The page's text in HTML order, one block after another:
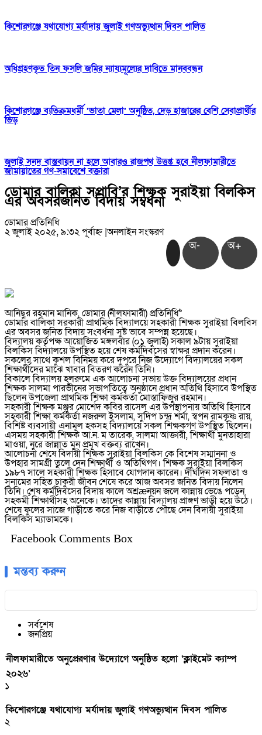
কিশোরগঞ্জে যথাযোগ্য মর্যাদায় জুলাই গণঅভ্যুত্থান দিবস পালিত
অধিগ্রহণকৃত তিন ফসলি জমির ন্যায্যমূল্যের দাবিতে মানববন্ধন
কিশোরগঞ্জে ব্যতিক্রমধর্মী ‘ভাতা মেলা’ অনুষ্ঠিত, দেড় হাজারের বেশি সেবাপ্রার্থীর
ভিড়
জুলাই সনদ বাস্তবায়ন না হলে আবারও রাজপথ উত্তপ্ত হবে নীলফামারীতে
জামায়াতের গণ-সমাবেশে বক্তারা
ডোমার বালিকা সপ্রাবি’র শিক্ষক সুরাইয়া বিলকিস
এর অবসরজনিত বিদায় সম্বর্ধনা
ডোমার প্রতিনিধি
২ জুলাই ২০২৫, ৯:৩২ পূর্বাহ্ন|অনলাইন সংস্করণ
অ- অ+
আনিছুর রহমান মানিক, ডোমার (নীলফামারী) প্রতিনিধি>>
ডোমার বালিকা সরকারী প্রাথমিক বিদ্যালয়ে সহকারী শিক্ষক সুরাইয়া বিলবিস
এর অবসর জনিত বিদায় সংবর্ধনা সুষ্ট ভাবে সম্পন্ন হয়েছে।
বিদ্যালয় কর্তৃপক্ষ আয়োজিত মঙ্গলবার (০১ জুলাই) সকাল ৯টায় সুরাইয়া
বিলকিস বিদ্যালয়ে উপস্থিত হয়ে শেষ কর্মদিবসের স্বাক্ষর প্রদান করেন।
সকলের সাথে কুশল বিনিময় করে দুপুরে নিজ উদ্যোগে বিদ্যালয়ের সকল
শিক্ষার্থীদের মাঝে খাবার বিতরণ করেন তিনি।
বিকালে বিদ্যালয় হলরুমে এক আলোচনা সভায় উক্ত বিদ্যালয়ের প্রধান
শিক্ষক সালমা পারভীনের সভাপতিত্বে অনুষ্ঠানে প্রধান অতিথি হিসাবে উপস্থিত
ছিলেন উপজেলা প্রাথমিক শিক্ষা কর্মকর্তা মোস্তাফিজুর রহমান।
সহকারী শিক্ষক মঞ্জুর মোর্শেদ কবির রাসেল এর উপস্থাপনায় অতিথি হিসাবে
সহকারী শিক্ষা কর্মকর্তা নজরুল ইসলাম, সুদিপ চন্দ্র শর্মা, স্বপন রামকৃষ্ণ রায়,
বিশিষ্ট ব্যবসায়ী এনামূল হকসহ বিদ্যালয়ে সকল শিক্ষকগণ উপস্থিত ছিলেন।
এসময় সহকারী শিক্ষক আ.ন. ম তারেক, সালমা আক্তারী, শিক্ষার্থী মুনতাহারা
মাওয়া, নুরে জান্নাত মুন প্রমূখ বক্তব্য রাখেন।
আলোচনা শেষে বিদায়ী শিক্ষক সুরাইয়া বিলকিস কে বিশেষ সম্মাননা ও
উপহার সামগ্রী তুলে দেন শিক্ষার্থী ও অতিথিগণ। শিক্ষক সুরাইয়া বিলকিস
১৯৮৭ সালে সহকারী শিক্ষক হিসাবে যোগদান কারেন। দীর্ঘদিন সফলতা ও
সুনামের সহিত চাকুরী জীবন শেষে করে আজ অবসর জনিত বিদায় নিলেন
তিনি। শেষ কর্মদিবসের বিদায় কালে অশ্রæনয়ন জলে কান্নায় ভেঙে পড়েন
সহকর্মী শিক্ষার্থীসহ অনেকে। তাদের কান্নায় বিদ্যালয় প্রাঙ্গণ ভাড়ী হয়ে উঠে।
শেষে ফুলের সাজে গাড়ীতে করে নিজ বাড়ীতে পৌছে দেন বিদায়ী সুরাইয়া
বিলকিস ম্যাডামকে।
Facebook Comments Box
মন্তব্য করুন
সর্বশেষ
জনপ্রিয়
নীলফামারীতে অনুপ্রেরণার উদ্যোগে অনুষ্ঠিত হলো ‘ক্লাইমেট ক্যাম্প
২০২৬’
১
কিশোরগঞ্জে যথাযোগ্য মর্যাদায় জুলাই গণঅভ্যুত্থান দিবস পালিত
২